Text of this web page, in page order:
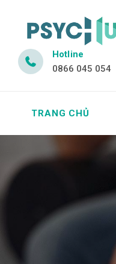
Hotline
0866 045 054
TRANG CHỦ